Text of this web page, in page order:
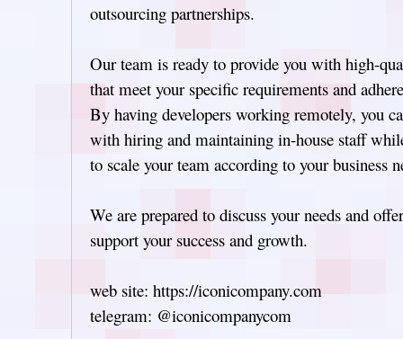
outsourcing partnerships.
Our team is ready to provide you with high-
that meet your specific requirements and
By having developers working remotely, you
with hiring and maintaining in-house staff
to scale your team according to your business
We are prepared to discuss your needs and
support your success and growth.
web site: https://iconicompany.com
telegram: @iconicompanycom